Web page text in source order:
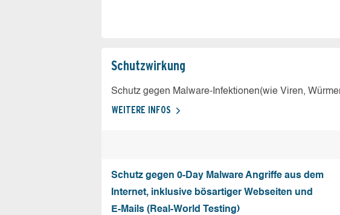
Schutz­wirkung
Schutz gegen Malware-Infektionen(wie Viren,
WEITERE INFOS
Schutz gegen 0-Day Malware Angriffe aus dem
Internet, inklusive bösartiger Webseiten und
E-Mails (Real-World Testing)